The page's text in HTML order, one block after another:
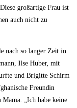
großartige Frau ist
auch nicht zu
nach so langer Zeit in
Ilse Huber, mit
und Brigitte Schirm
Freundin
„Ich habe keine